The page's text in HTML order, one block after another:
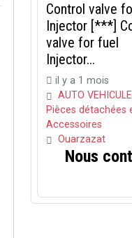
Control valve
Injector [***]
valve for fuel
Injector...
il y a 1 mois
AUTO
Pièces détachées
Accessoires
Ouarzazat
Nous